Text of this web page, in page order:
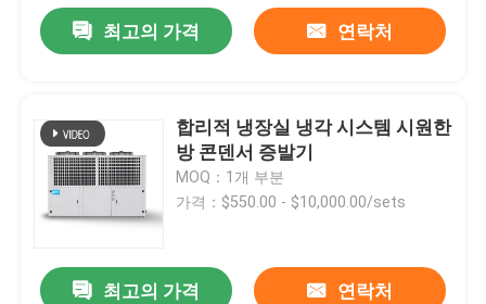
최고의 가격 연락처
합리적 냉장실 냉각 시스템 시원한
방 콘덴서 증발기
MOQ：1개 부분
가격：$550.00 - $10,000.00/sets
최고의 가격 연락처